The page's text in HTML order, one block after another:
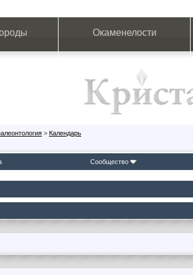
Окаменелости
> Календарь
Сообщество